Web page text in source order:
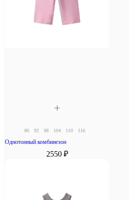
86 92 98 104 110 116
Однотонный комбинезон
2550 ₽